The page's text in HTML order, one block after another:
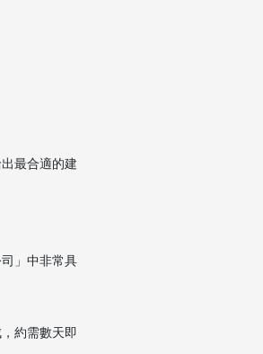
最合適的建
」中非常具
約需數天即